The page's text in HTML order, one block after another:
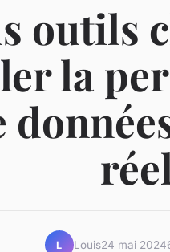
outils
la
L Louis24 mai 2024